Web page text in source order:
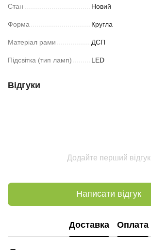
Стан Новий
Форма Кругла
Матеріал рами ДСП
Підсвітка (тип ламп) LED
Відгуки
Додайте перший відгук
Написати відгук
Доставка Оплата